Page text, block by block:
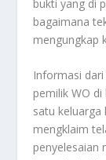
bukti yang di
bagaimana
mengungkap
Informasi
pemilik WO
satu keluarga
mengklaim
penyelesaian